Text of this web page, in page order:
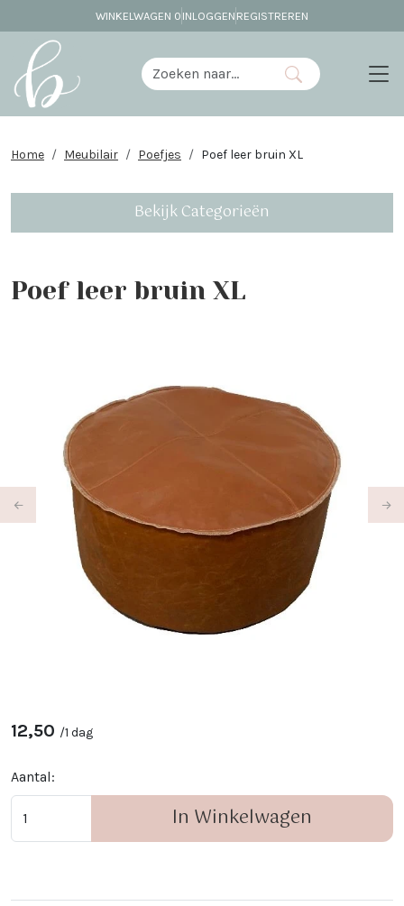
WINKELWAGEN 0 INLOGGEN REGISTREREN
Home Meubilair Poefjes Poef leer bruin XL
Bekijk Categorieën
Poef leer bruin XL
12,50 /1 dag
Aantal:
In Winkelwagen
Previous